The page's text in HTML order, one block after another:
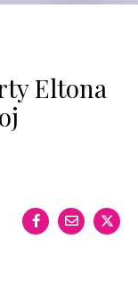
Eltona